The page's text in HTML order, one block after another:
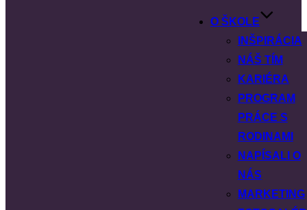
O ŠKOLE
INŠPIRÁCIA
NÁŠ TÍM
KARIÉRA
PROGRAM
PRÁCE S
RODINAMI
NAPÍSALI O
NÁS
MARKETING